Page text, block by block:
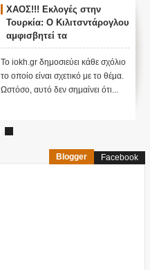
ΧΑΟΣ!!! Εκλογές στην
Τουρκία: Ο Κιλιτσντάρογλου
αμφισβητεί τα
αποτελέσματα θα γίνουν
ενστάσεις...
Το iokh.gr δημοσιεύει κάθε σχόλιο
το οποίο είναι σχετικό με το θέμα.
Ωστόσο, αυτό δεν σημαίνει ότι...
Blogger Facebook